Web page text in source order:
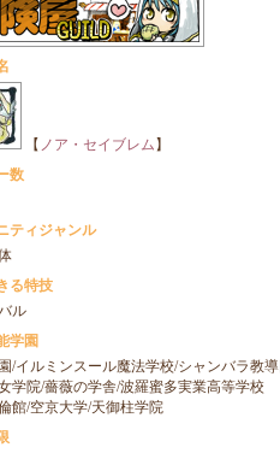
【 ノア・セイブレム 】
数
ティジャンル
る特技
ル
学園
/イルミンスール魔法学校/シャンバラ教導
学院/薔薇の学舎/波羅蜜多実業高等学校
館/空京大学/天御柱学院